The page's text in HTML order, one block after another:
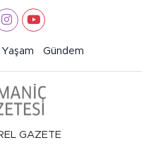
Yaşam Gündem
GAZETE